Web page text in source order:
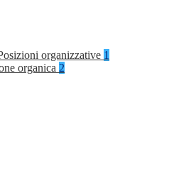
organizzative 1
organica 2